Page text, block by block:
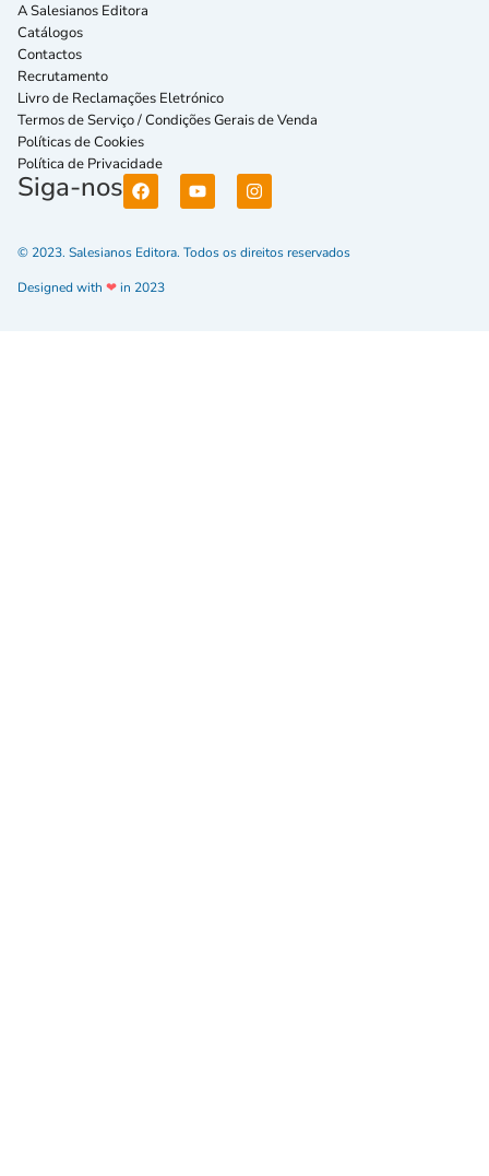
A Salesianos Editora
Catálogos
Contactos
Recrutamento
Livro de Reclamações Eletrónico
Termos de Serviço / Condições Gerais de Venda
Políticas de Cookies
Política de Privacidade
Siga-nos
© 2023. Salesianos Editora. Todos os direitos reservados
Designed with ❤in 2023